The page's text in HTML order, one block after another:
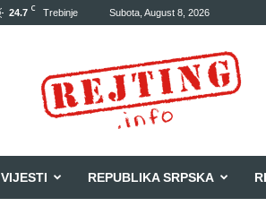
24.7 C Trebinje Subota, August 8, 2026
VIJESTI REPUBLIKA SRPSKA